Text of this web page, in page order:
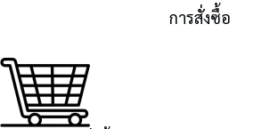
การสั่งซื้อ